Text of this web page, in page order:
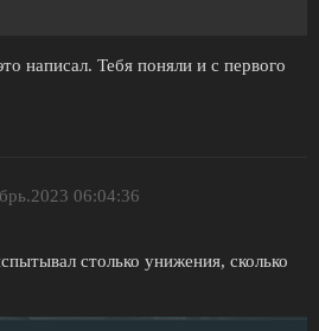
написал. Тебя поняли и с первого
06:04:36
столько унижения, сколько